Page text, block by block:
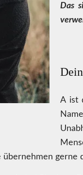
Das
A ist
gerne